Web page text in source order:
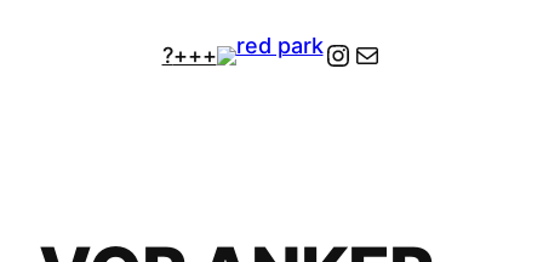
?+++ Instagram
Kontakt